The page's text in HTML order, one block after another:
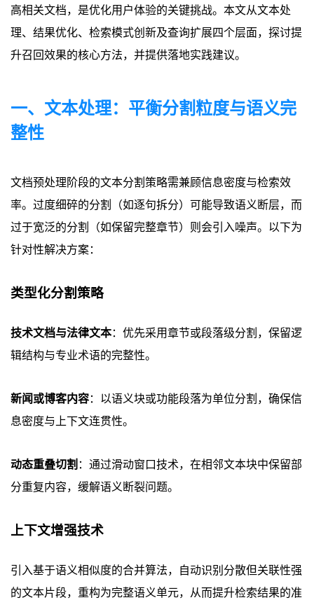
高相关文档，是优化用户体验的关键挑战。本文从文本处
理、结果优化、检索模式创新及查询扩展四个层面，探讨提
升召回效果的核心方法，并提供落地实践建议。
一、文本处理：平衡分割粒度与语义完
整性
文档预处理阶段的文本分割策略需兼顾信息密度与检索效
率。过度细碎的分割（如逐句拆分）可能导致语义断层，而
过于宽泛的分割（如保留完整章节）则会引入噪声。以下为
针对性解决方案：
类型化分割策略
技术文档与法律文本：优先采用章节或段落级分割，保留逻
辑结构与专业术语的完整性。
新闻或博客内容：以语义块或功能段落为单位分割，确保信
息密度与上下文连贯性。
动态重叠切割 ：通过滑动窗口技术，在相邻文本块中保留部
分重复内容，缓解语义断裂问题。
上下文增强技术
引入基于语义相似度的合并算法，自动识别分散但关联性强
的文本片段，重构为完整语义单元，从而提升检索结果的准